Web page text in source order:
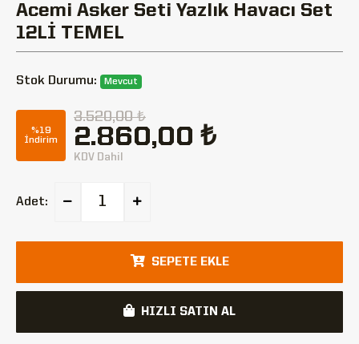
Acemi Asker Seti Yazlık Havacı Set
12Lİ TEMEL
Stok Durumu: Mevcut
%19
İndirim
3.520,00 ₺
2.860,00 ₺
KDV Dahil
Adet:
SEPETE EKLE
HIZLI SATIN AL